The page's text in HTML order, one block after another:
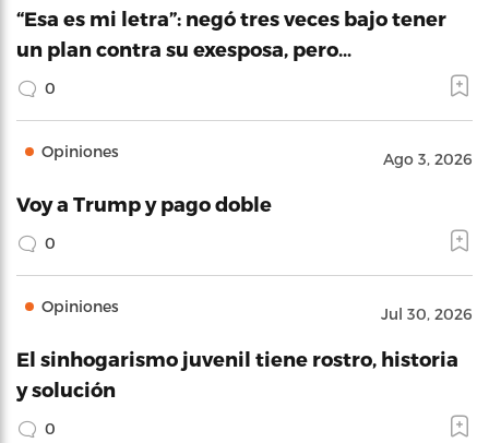
“Esa es mi letra”: negó tres veces bajo tener
un plan contra su exesposa, pero…
0
Opiniones Ago 3, 2026
Voy a Trump y pago doble
0
Opiniones Jul 30, 2026
El sinhogarismo juvenil tiene rostro, historia
y solución
0